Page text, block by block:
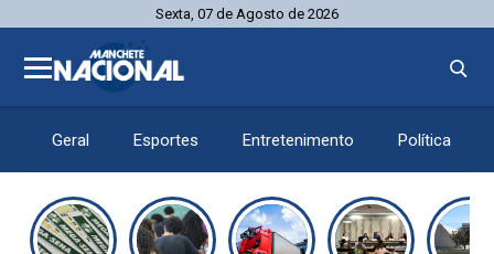
Sexta, 07 de Agosto de 2026
Geral Esportes Entretenimento Política